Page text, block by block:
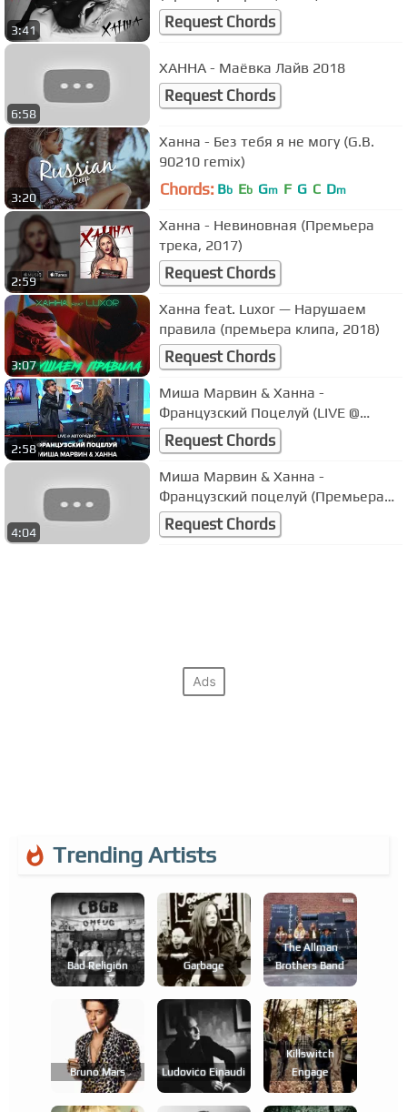
3:41 Request Chords
6:58
ХАННА - Маёвка Лайв 2018
Request Chords
3:20
Ханна - Без тебя я не могу (G.B.
90210 remix)
Chords: Bb Eb Gm F G C Dm
2:59
Ханна - Невиновная (Премьера
трека, 2017)
Request Chords
3:07
Ханна feat. Luxor — Нарушаем
правила (премьера клипа, 2018)
Request Chords
2:58
Миша Марвин & Ханна -
Французский Поцелуй (LIVE @
Авторадио)
Request Chords
4:04
Миша Марвин & Ханна -
Французский поцелуй (Премьера
клипа 2020)
Request Chords
Trending Artists
Bad Religion Garbage
The Allman
Brothers Band
Bruno Mars Ludovico Einaudi
Killswitch
Engage